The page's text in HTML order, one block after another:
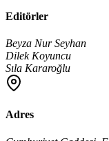
Editörler
Beyza Nur Seyhan
Dilek Koyuncu
Sıla Kararoğlu
Adres